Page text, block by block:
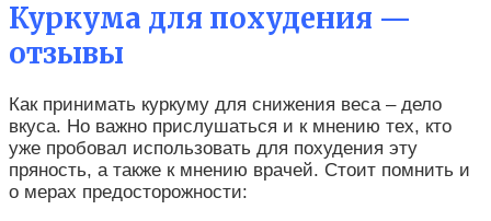
Куркума для похудения —
отзывы
Как принимать куркуму для снижения веса – дело
вкуса. Но важно прислушаться и к мнению тех, кто
уже пробовал использовать для похудения эту
пряность, а также к мнению врачей. Стоит помнить и
о мерах предосторожности: